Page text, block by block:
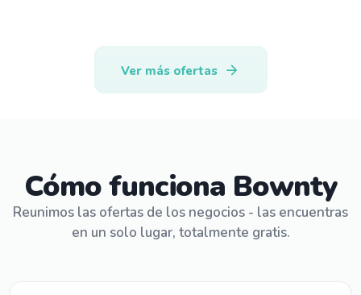
Ver más ofertas arrow_forward
Cómo funciona Bownty
Reunimos las ofertas de los negocios - las encuentras
en un solo lugar, totalmente gratis.